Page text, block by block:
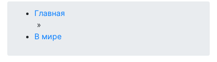
Главная
»
В мире